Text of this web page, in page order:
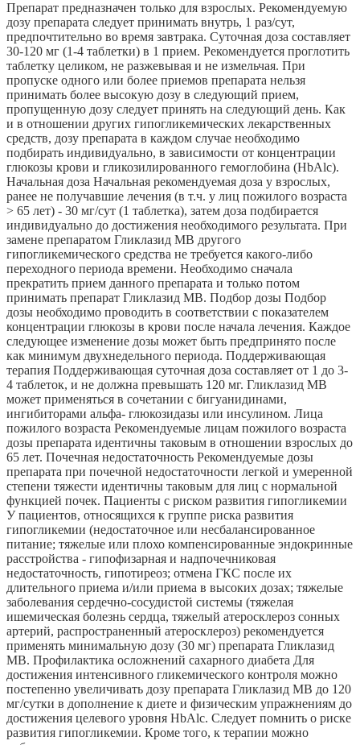
Препарат предназначен только для взрослых. Рекомендуемую
дозу препарата следует принимать внутрь, 1 раз/сут,
предпочтительно во время завтрака. Суточная доза составляет
30-120 мг (1-4 таблетки) в 1 прием. Рекомендуется проглотить
таблетку целиком, не разжевывая и не измельчая. При
пропуске одного или более приемов препарата нельзя
принимать более высокую дозу в следующий прием,
пропущенную дозу следует принять на следующий день. Как
и в отношении других гипогликемических лекарственных
средств, дозу препарата в каждом случае необходимо
подбирать индивидуально, в зависимости от концентрации
глюкозы крови и гликозилированного гемоглобина (HbAlc).
Начальная доза Начальная рекомендуемая доза у взрослых,
ранее не получавшие лечения (в т.ч. у лиц пожилого возраста
> 65 лет) - 30 мг/сут (1 таблетка), затем доза подбирается
индивидуально до достижения необходимого результата. При
замене препаратом Гликлазид МВ другого
гипогликемического средства не требуется какого-либо
переходного периода времени. Необходимо сначала
прекратить прием данного препарата и только потом
принимать препарат Гликлазид МВ. Подбор дозы Подбор
дозы необходимо проводить в соответствии с показателем
концентрации глюкозы в крови после начала лечения. Каждое
следующее изменение дозы может быть предпринято после
как минимум двухнедельного периода. Поддерживающая
терапия Поддерживающая суточная доза составляет от 1 до 3-
4 таблеток, и не должна превышать 120 мг. Гликлазид МВ
может применяться в сочетании с бигуанидинами,
ингибиторами альфа- глюкозидазы или инсулином. Лица
пожилого возраста Рекомендуемые лицам пожилого возраста
дозы препарата идентичны таковым в отношении взрослых до
65 лет. Почечная недостаточность Рекомендуемые дозы
препарата при почечной недостаточности легкой и умеренной
степени тяжести идентичны таковым для лиц с нормальной
функцией почек. Пациенты с риском развития гипогликемии
У пациентов, относящихся к группе риска развития
гипогликемии (недостаточное или несбалансированное
питание; тяжелые или плохо компенсированные эндокринные
расстройства - гипофизарная и надпочечниковая
недостаточность, гипотиреоз; отмена ГКС после их
длительного приема и/или приема в высоких дозах; тяжелые
заболевания сердечно-сосудистой системы (тяжелая
ишемическая болезнь сердца, тяжелый атеросклероз сонных
артерий, распространенный атеросклероз) рекомендуется
применять минимальную дозу (30 мг) препарата Гликлазид
МВ. Профилактика осложнений сахарного диабета Для
достижения интенсивного гликемического контроля можно
постепенно увеличивать дозу препарата Гликлазид МВ до 120
мг/сутки в дополнение к диете и физическим упражнениям до
достижения целевого уровня HbAlc. Следует помнить о риске
развития гипогликемии. Кроме того, к терапии можно